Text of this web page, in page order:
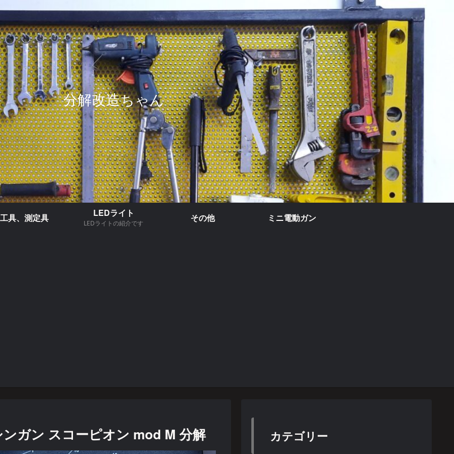
分解改造ちゃん
工具、測定具 LEDライト
LEDライトの紹介です その他 ミニ電動ガン
ガン スコーピオン mod M 分解 カテゴリー